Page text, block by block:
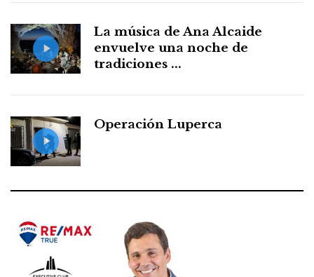
La música de Ana Alcaide
envuelve una noche de
tradiciones ...
Operación Luperca